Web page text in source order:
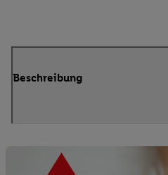
Beschreibung